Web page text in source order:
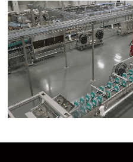
ბორჯომის
სერვისი:
ინდუსტრიული მშენებლობა
სარემონტო სამუშაოები
დამკვეთი:
შპს IDS ბორჯომი
ᲓᲔᲢᲐᲚᲣᲠᲐᲓ